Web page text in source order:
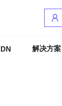
解决方案